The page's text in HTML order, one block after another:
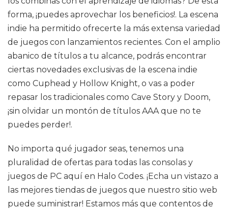
forma, ¡puedes aprovechar los beneficios!. La escena
indie ha permitido ofrecerte la más extensa variedad
de juegos con lanzamientos recientes. Con el amplio
abanico de títulos a tu alcance, podrás encontrar
ciertas novedades exclusivas de la escena indie
como Cuphead y Hollow Knight, o vas a poder
repasar los tradicionales como Cave Story y Doom,
¡sin olvidar un montón de títulos AAA que no te
puedes perder!.
No importa qué jugador seas, tenemos una
pluralidad de ofertas para todas las consolas y
juegos de PC aquí en Halo Codes. ¡Echa un vistazo a
las mejores tiendas de juegos que nuestro sitio web
puede suministrar! Estamos más que contentos de